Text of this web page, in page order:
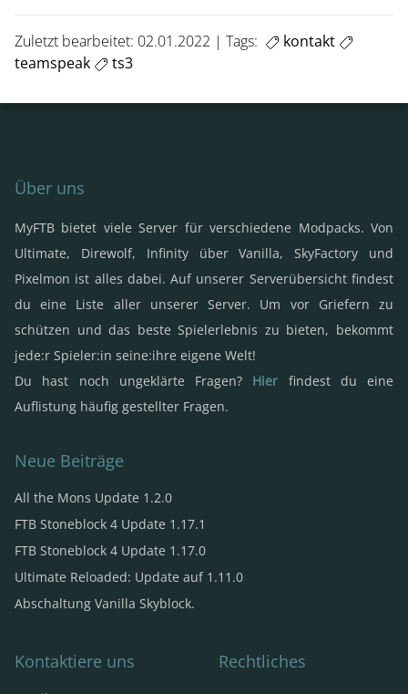
Zuletzt bearbeitet: 02.01.2022 Tags:
kontakt
teamspeak
ts3
Über uns
MyFTB bietet viele Server für verschiedene Modpacks. Von
Ultimate, Direwolf, Infinity über Vanilla, SkyFactory und
Pixelmon ist alles dabei. Auf unserer Serverübersicht findest
du eine Liste aller unserer Server. Um vor Griefern zu
schützen und das beste Spielerlebnis zu bieten, bekommt
jede:r Spieler:in seine:ihre eigene Welt!
Du hast noch ungeklärte Fragen? Hier findest du eine
Auflistung häufig gestellter Fragen.
Neue Beiträge
All the Mons Update 1.2.0
FTB Stoneblock 4 Update 1.17.1
FTB Stoneblock 4 Update 1.17.0
Ultimate Reloaded: Update auf 1.11.0
Abschaltung Vanilla Skyblock.
Kontaktiere uns Rechtliches